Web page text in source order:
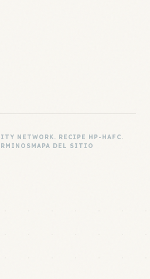
NETWORK. RECIPE HP-HAFC.
MAPA DEL SITIO